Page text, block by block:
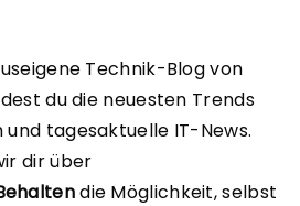
Technik-Blog von
du die neuesten Trends
tagesaktuelle IT-News.
dir über
die Möglichkeit, selbst